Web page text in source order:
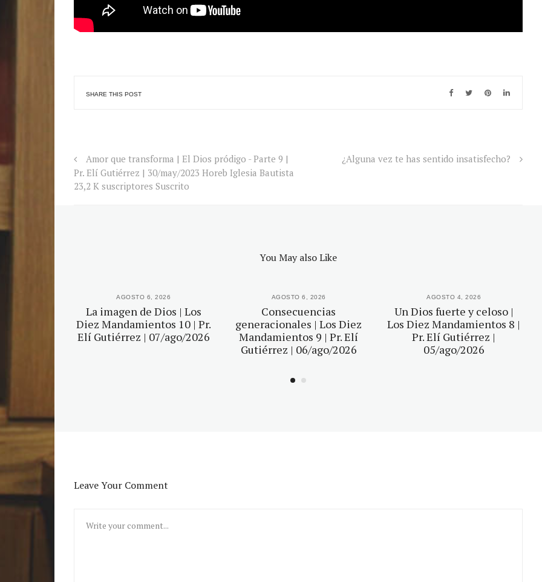
SHARE THIS POST
Amor que transforma | El Dios pródigo - Parte 9 |
Pr. Elí Gutiérrez | 30/may/2023 Horeb Iglesia Bautista
23,2 K suscriptores Suscrito
¿Alguna vez te has sentido insatisfecho?
You May also Like
AGOSTO 6, 2026
La imagen de Dios | Los
Diez Mandamientos 10 | Pr.
Elí Gutiérrez | 07/ago/2026
AGOSTO 6, 2026
Consecuencias
generacionales | Los Diez
Mandamientos 9 | Pr. Elí
Gutiérrez | 06/ago/2026
AGOSTO 4, 2026
Un Dios fuerte y celoso |
Los Diez Mandamientos 8 |
Pr. Elí Gutiérrez |
05/ago/2026
Leave Your Comment